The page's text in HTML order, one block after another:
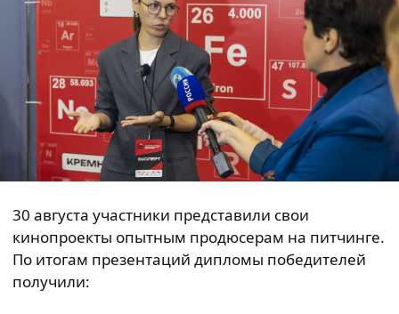
30 августа участники представили свои
кинопроекты опытным продюсерам на питчинге.
По итогам презентаций дипломы победителей
получили: